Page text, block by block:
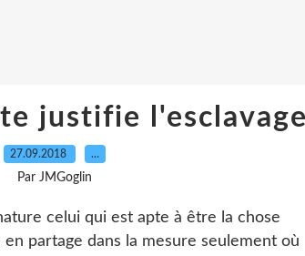
justifie l'esclavage
27.09.2018 …
Par JMGoglin
celui qui est apte à être la chose
en partage dans la mesure seulement où